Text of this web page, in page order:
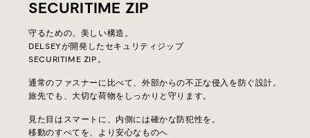
SECURITIME ZIP
守るための、美しい構造。
DELSEYが開発したセキュリティジップ
SECURITIME ZIP。
通常のファスナーに比べて、外部からの不正な侵入を防ぐ設計。
旅先でも、大切な荷物をしっかりと守ります。
見た目はスマートに、内側には確かな防犯性を。
移動のすべてを、より安心なものへ